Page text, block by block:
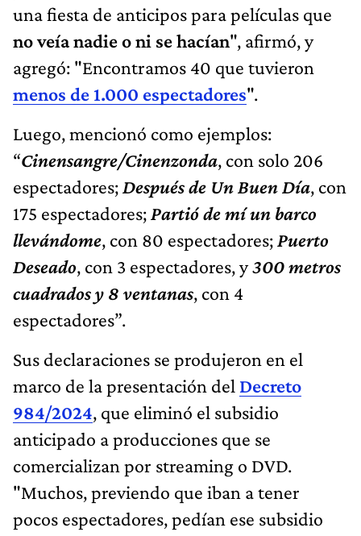
una fiesta de anticipos para películas que
no veía nadie o ni se hacían", afirmó, y
agregó: "Encontramos 40 que tuvieron
menos de 1.000 espectadores".
Luego, mencionó como ejemplos:
“Cinensangre/Cinenzonda, con solo 206
espectadores;Después de Un Buen Día, con
175 espectadores;Partió de mí un barco
llevándome, con 80 espectadores;Puerto
Deseado, con 3 espectadores, y300 metros
cuadrados y 8 ventanas, con 4
espectadores”.
Sus declaraciones se produjeron en el
marco de la presentación del Decreto
984/2024, que eliminó el subsidio
anticipado a producciones que se
comercializan por streaming o DVD.
"Muchos, previendo que iban a tener
pocos espectadores, pedían ese subsidio